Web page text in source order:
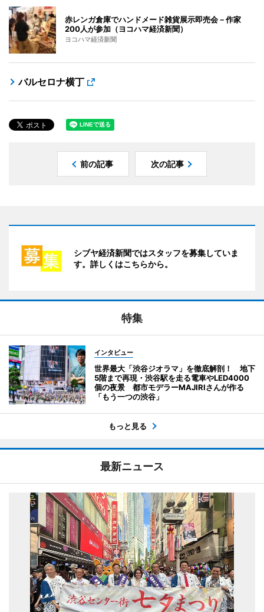
赤レンガ倉庫でハンドメード雑貨展示即売会－作家
200人が参加（ヨコハマ経済新聞）
ヨコハマ経済新聞
バルセロナ横丁
前の記事 次の記事
シブヤ経済新聞ではスタッフを募集していま
す。詳しくはこちらから。
特集
インタビュー
世界最大「渋谷ジオラマ」を徹底解剖！ 地下
5階まで再現・渋谷駅を走る電車やLED4000
個の夜景 都市モデラーMAJIRIさんが作る
「もう一つの渋谷」
もっと見る
最新ニュース